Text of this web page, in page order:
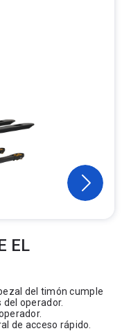
EL
del timón cumple
operador.
de acceso rápido.